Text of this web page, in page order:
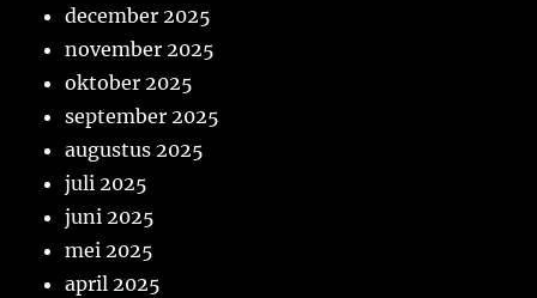
december 2025
november 2025
oktober 2025
september 2025
augustus 2025
juli 2025
juni 2025
mei 2025
april 2025